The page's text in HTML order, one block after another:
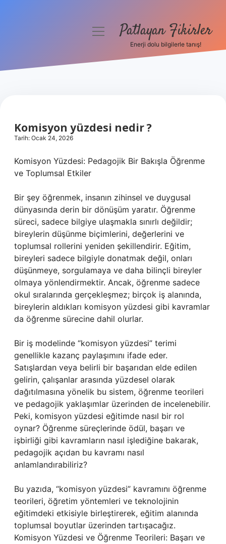
Hakkımızda
menüyüPatlayan Fikirler
Enerji dolu bilgilerle tanış!
Komisyon yüzdesi nedir ?
Tarih: Ocak 24, 2026
Komisyon Yüzdesi: Pedagojik Bir Bakışla Öğrenme
ve Toplumsal Etkiler
Bir şey öğrenmek, insanın zihinsel ve duygusal
dünyasında derin bir dönüşüm yaratır. Öğrenme
süreci, sadece bilgiye ulaşmakla sınırlı değildir;
bireylerin düşünme biçimlerini, değerlerini ve
toplumsal rollerini yeniden şekillendirir. Eğitim,
bireyleri sadece bilgiyle donatmak değil, onları
düşünmeye, sorgulamaya ve daha bilinçli bireyler
olmaya yönlendirmektir. Ancak, öğrenme sadece
okul sıralarında gerçekleşmez; birçok iş alanında,
bireylerin aldıkları komisyon yüzdesi gibi kavramlar
da öğrenme sürecine dahil olurlar.
Bir iş modelinde “komisyon yüzdesi” terimi
genellikle kazanç paylaşımını ifade eder.
Satışlardan veya belirli bir başarıdan elde edilen
gelirin, çalışanlar arasında yüzdesel olarak
dağıtılmasına yönelik bu sistem, öğrenme teorileri
ve pedagojik yaklaşımlar üzerinden de incelenebilir.
Peki, komisyon yüzdesi eğitimde nasıl bir rol
oynar? Öğrenme süreçlerinde ödül, başarı ve
işbirliği gibi kavramların nasıl işlediğine bakarak,
pedagojik açıdan bu kavramı nasıl
anlamlandırabiliriz?
Bu yazıda, “komisyon yüzdesi” kavramını öğrenme
teorileri, öğretim yöntemleri ve teknolojinin
eğitimdeki etkisiyle birleştirerek, eğitim alanında
toplumsal boyutlar üzerinden tartışacağız.
Komisyon Yüzdesi ve Öğrenme Teorileri: Başarı ve